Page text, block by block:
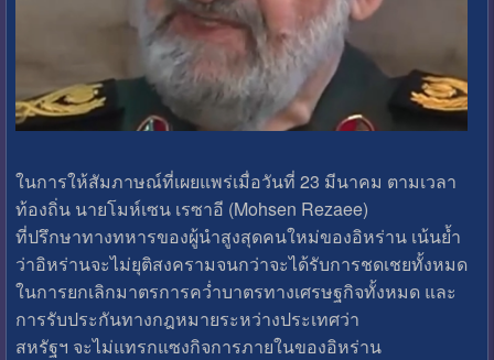
ในการให้สัมภาษณ์ที่เผยแพร่เมื่อวันที่ 23 มีนาคม ตามเวลา
ท้องถิ่น นายโมห์เซน เรซาอี (Mohsen Rezaee)
ที่ปรึกษาทางทหารของผู้นำสูงสุดคนใหม่ของอิหร่าน เน้นย้ำ
ว่าอิหร่านจะไม่ยุติสงครามจนกว่าจะได้รับการชดเชยทั้งหมด
ในการยกเลิกมาตรการคว่ำบาตรทางเศรษฐกิจทั้งหมด และ
การรับประกันทางกฎหมายระหว่างประเทศว่า
สหรัฐฯ จะไม่แทรกแซงกิจการภายในของอิหร่าน